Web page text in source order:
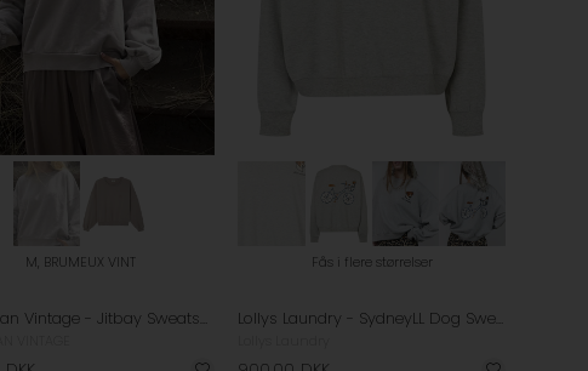
M, BRUMEUX VINT
American Vintage - Jitbay Sweatshirt - Brumeux Vintage
Fås i flere størrelser
Lollys Laundry - SydneyLL Dog Sweatshirt - Light Grey Melange